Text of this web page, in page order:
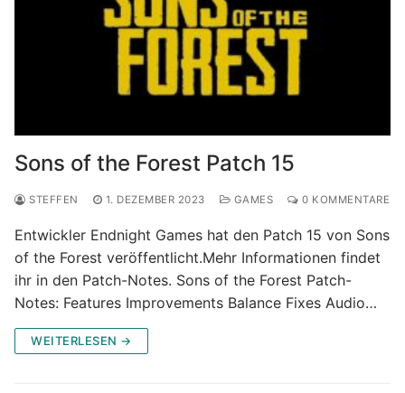
Sons of the Forest Patch 15
STEFFEN 1. DEZEMBER 2023 GAMES 0 KOMMENTARE
Entwickler Endnight Games hat den Patch 15 von Sons
of the Forest veröffentlicht.Mehr Informationen findet
ihr in den Patch-Notes. Sons of the Forest Patch-
Notes: Features Improvements Balance Fixes Audio…
WEITERLESEN →